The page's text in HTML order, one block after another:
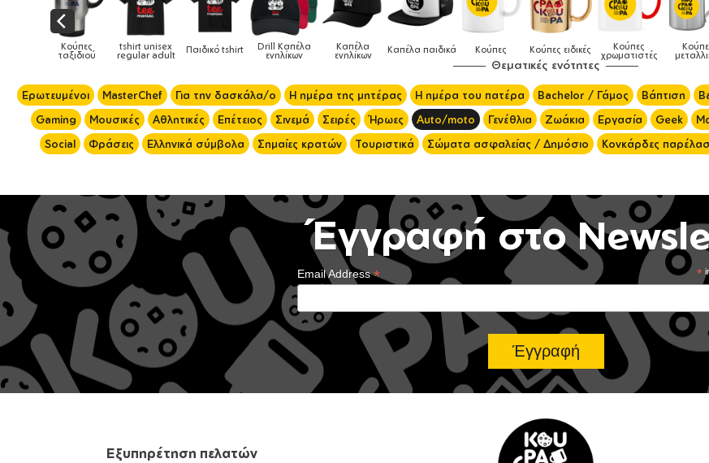
Παιδικό tshirt Drill Καπέλα
ενηλίκων
Καπέλα
ενηλίκων Καπέλα παιδικά Κούπες Κούπες ειδικές Κούπες
χρωματιστές
Κούπες
μεταλλικές
Δοχεία
φαγητού Τσάντες
Θεματικές ενότητες
Ερωτευμένοι MasterChef Για την δασκάλα/ο Η ημέρα της μητέρας Η ημέρα του πατέρα Bachelor / Γάμος Βάπτιση
Gaming
Μουσικές Αθλητικές Επέτειος Σινεμά Σειρές Ήρωες Auto/moto Γενέθλια Ζωάκια Εργασία Geek
Social
Φράσεις Ελληνικά σύμβολα Σημαίες κρατών Τουριστικά Σώματα ασφαλείας / Δημόσιο Κονκάρδες
Έγγραφή στο
*
Email Address*
Εξυπηρέτηση πελατών